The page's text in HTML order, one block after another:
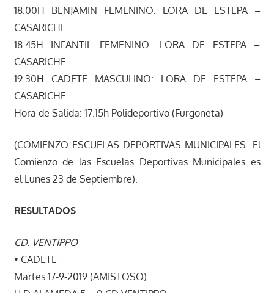
18.00H BENJAMIN FEMENINO: LORA DE ESTEPA –
CASARICHE
18.45H INFANTIL FEMENINO: LORA DE ESTEPA –
CASARICHE
19.30H CADETE MASCULINO: LORA DE ESTEPA –
CASARICHE
Hora de Salida: 17.15h Polideportivo (Furgoneta)
(COMIENZO ESCUELAS DEPORTIVAS MUNICIPALES: El
Comienzo de las Escuelas Deportivas Municipales es
el Lunes 23 de Septiembre).
RESULTADOS
CD. VENTIPPO
• CADETE
Martes 17-9-2019 (AMISTOSO)